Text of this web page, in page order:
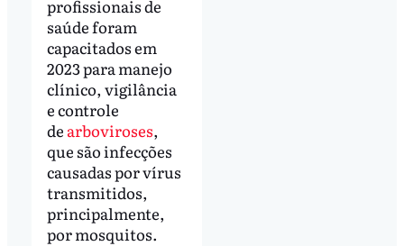
profissionais de
saúde foram
capacitados em
2023 para manejo
clínico, vigilância
e controle
de arboviroses,
que são infecções
causadas por vírus
transmitidos,
principalmente,
por mosquitos.